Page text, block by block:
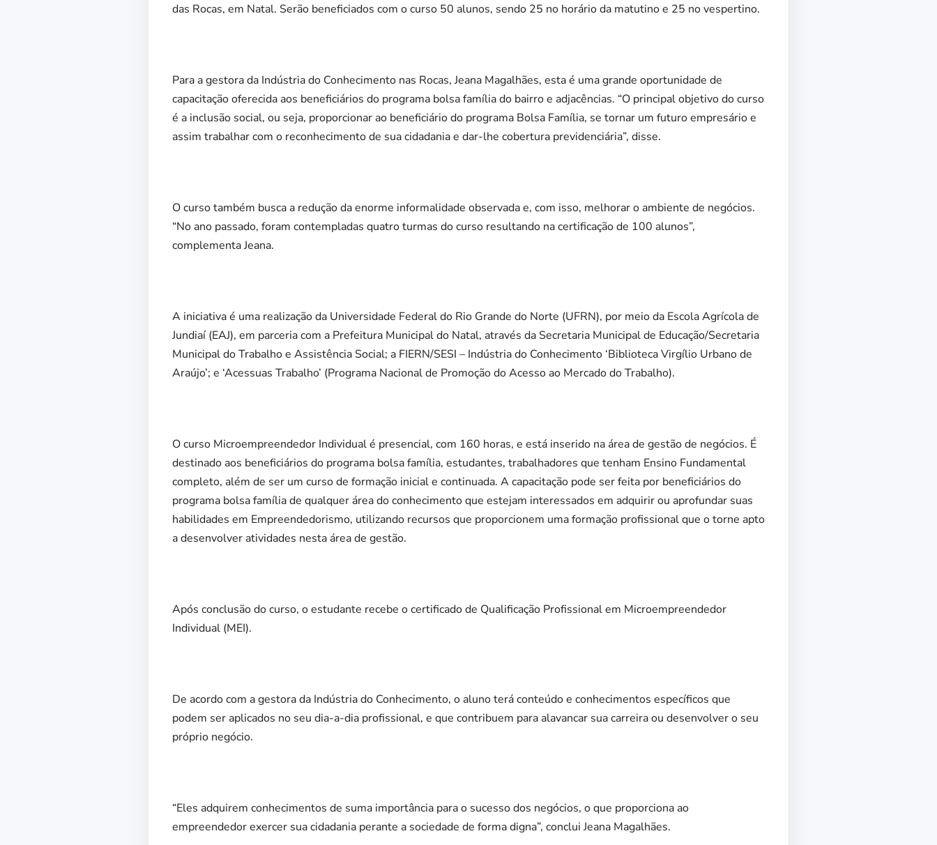
das Rocas, em Natal. Serão beneficiados com o curso 50 alunos, sendo 25 no horário da matutino e 25 no vespertino.
Para a gestora da Indústria do Conhecimento nas Rocas, Jeana Magalhães, esta é uma grande oportunidade de
capacitação oferecida aos beneficiários do programa bolsa família do bairro e adjacências. “O principal objetivo do curso
é a inclusão social, ou seja, proporcionar ao beneficiário do programa Bolsa Família, se tornar um futuro empresário e
assim trabalhar com o reconhecimento de sua cidadania e dar-lhe cobertura previdenciária”, disse.
O curso também busca a redução da enorme informalidade observada e, com isso, melhorar o ambiente de negócios.
“No ano passado, foram contempladas quatro turmas do curso resultando na certificação de 100 alunos”,
complementa Jeana.
A iniciativa é uma realização da Universidade Federal do Rio Grande do Norte (UFRN), por meio da Escola Agrícola de
Jundiaí (EAJ), em parceria com a Prefeitura Municipal do Natal, através da Secretaria Municipal de Educação/Secretaria
Municipal do Trabalho e Assistência Social; a FIERN/SESI – Indústria do Conhecimento ‘Biblioteca Virgílio Urbano de
Araújo’; e ‘Acessuas Trabalho’ (Programa Nacional de Promoção do Acesso ao Mercado do Trabalho).
O curso Microempreendedor Individual é presencial, com 160 horas, e está inserido na área de gestão de negócios. É
destinado aos beneficiários do programa bolsa família, estudantes, trabalhadores que tenham Ensino Fundamental
completo, além de ser um curso de formação inicial e continuada. A capacitação pode ser feita por beneficiários do
programa bolsa família de qualquer área do conhecimento que estejam interessados em adquirir ou aprofundar suas
habilidades em Empreendedorismo, utilizando recursos que proporcionem uma formação profissional que o torne apto
a desenvolver atividades nesta área de gestão.
Após conclusão do curso, o estudante recebe o certificado de Qualificação Profissional em Microempreendedor
Individual (MEI).
De acordo com a gestora da Indústria do Conhecimento, o aluno terá conteúdo e conhecimentos específicos que
podem ser aplicados no seu dia-a-dia profissional, e que contribuem para alavancar sua carreira ou desenvolver o seu
próprio negócio.
“Eles adquirem conhecimentos de suma importância para o sucesso dos negócios, o que proporciona ao
empreendedor exercer sua cidadania perante a sociedade de forma digna”, conclui Jeana Magalhães.